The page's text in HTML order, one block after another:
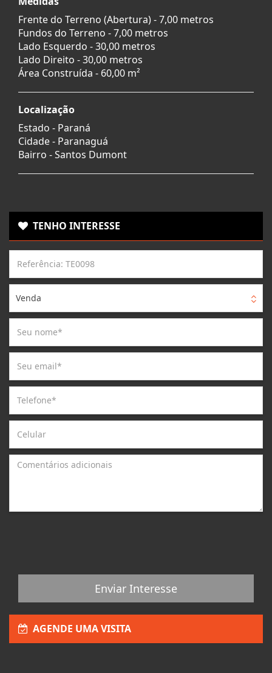
Frente do Terreno (Abertura) - 7,00 metros
Fundos do Terreno - 7,00 metros
Lado Esquerdo - 30,00 metros
Lado Direito - 30,00 metros
Área Construída - 60,00 m²
Localização
Estado - Paraná
Cidade - Paranaguá
Bairro -Santos Dumont
TENHO INTERESSE
Venda
Enviar Interesse
AGENDE UMA VISITA